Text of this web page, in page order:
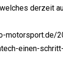
derzeit
motorsport.de/
einen-